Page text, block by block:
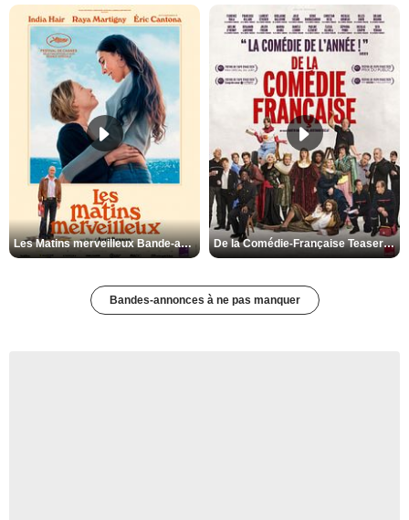
Les Matins merveilleux Bande-annonce VF De la Comédie-Française Teaser VF
Bandes-annonces à ne pas manquer